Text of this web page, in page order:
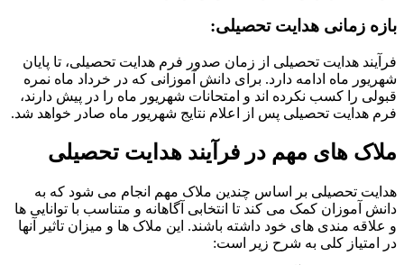
بازه زمانی هدایت تحصیلی:
فرآیند هدایت تحصیلی از زمان صدور فرم هدایت تحصیلی، تا پایان
شهریور ماه ادامه دارد. برای دانش آموزانی که در خرداد ماه نمره
قبولی را کسب نکرده اند و امتحانات شهریور ماه را در پیش دارند،
فرم هدایت تحصیلی پس از اعلام نتایج شهریور ماه صادر خواهد شد.
ملاک های مهم در فرآیند هدایت تحصیلی
هدایت تحصیلی بر اساس چندین ملاک مهم انجام می شود که به
دانش آموزان کمک می کند تا انتخابی آگاهانه و متناسب با توانایی ها
و علاقه مندی های خود داشته باشند. این ملاک ها و میزان تاثیر آنها
در امتیاز کلی به شرح زیر است: